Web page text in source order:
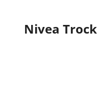
Nivea